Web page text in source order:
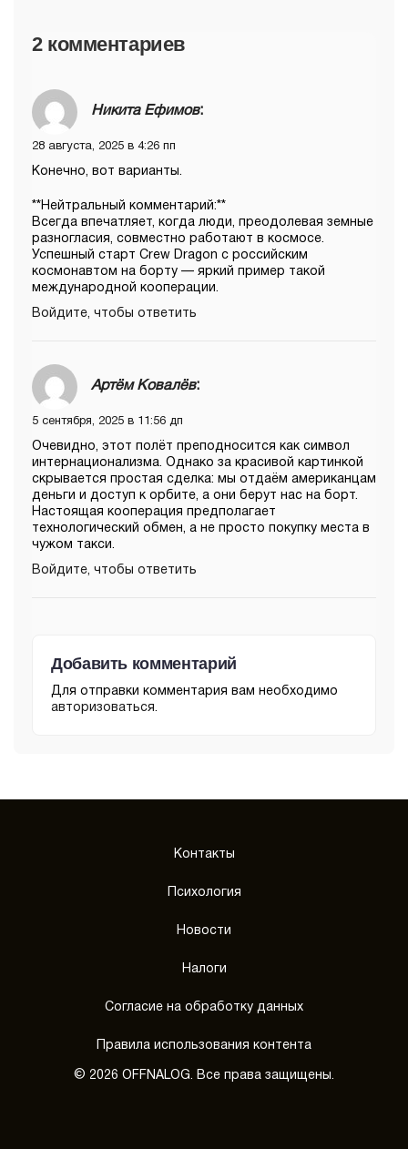
2 комментариев
Никита Ефимов:
28 августа, 2025 в 4:26 пп
Конечно, вот варианты.
**Нейтральный комментарий:**
Всегда впечатляет, когда люди, преодолевая земные
разногласия, совместно работают в космосе.
Успешный старт Crew Dragon с российским
космонавтом на борту — яркий пример такой
международной кооперации.
Войдите, чтобы ответить
Артём Ковалёв:
5 сентября, 2025 в 11:56 дп
Очевидно, этот полёт преподносится как символ
интернационализма. Однако за красивой картинкой
скрывается простая сделка: мы отдаём американцам
деньги и доступ к орбите, а они берут нас на борт.
Настоящая кооперация предполагает
технологический обмен, а не просто покупку места в
чужом такси.
Войдите, чтобы ответить
Добавить комментарий
Для отправки комментария вам необходимо
авторизоваться
Контакты
Психология
Новости
Налоги
Согласие на обработку данных
Правила использования контента
© 2026 OFFNALOG. Все права защищены.